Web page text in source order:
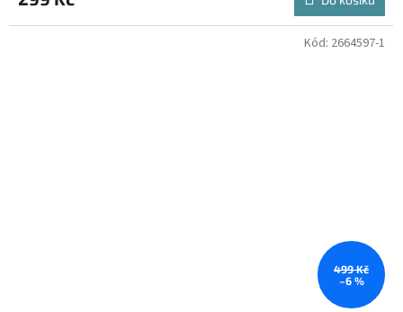
499 Kč
–6 %
Kód: 2664597-1